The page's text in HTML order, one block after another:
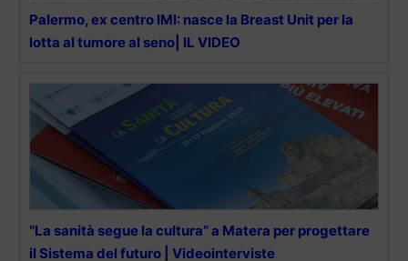
Palermo, ex centro IMI: nasce la Breast Unit per la
lotta al tumore al seno| IL VIDEO
“La sanità segue la cultura” a Matera per progettare
il Sistema del futuro | Videointerviste